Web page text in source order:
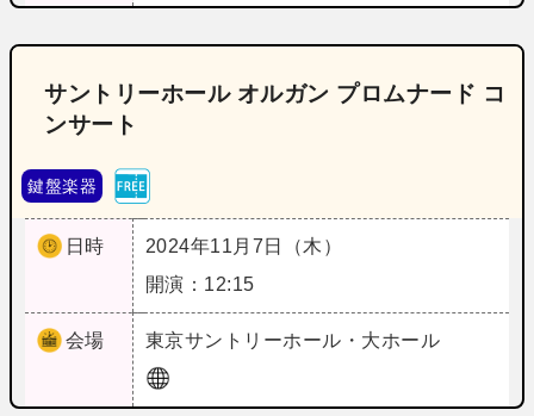
サントリーホール オルガン プロムナード コ
ンサート
鍵盤楽器
日時
2024年11月7日（木）
開演：12:15
会場 東京サントリーホール・大ホール